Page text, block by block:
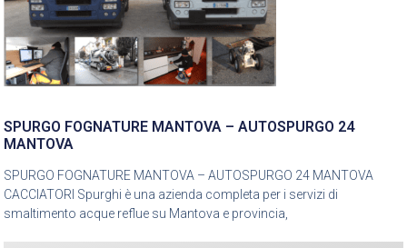
SPURGO FOGNATURE MANTOVA – AUTOSPURGO 24
MANTOVA
SPURGO FOGNATURE MANTOVA – AUTOSPURGO 24 MANTOVA
CACCIATORI Spurghi è una azienda completa per i servizi di
smaltimento acque reflue su Mantova e provincia,